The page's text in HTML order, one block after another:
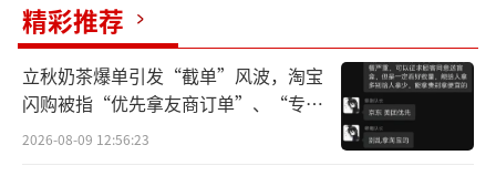
精彩推荐
立秋奶茶爆单引发“截单”风波，淘宝
闪购被指“优先拿友商订单”、“专挑
贵的拿”
2026-08-09 12:56:23